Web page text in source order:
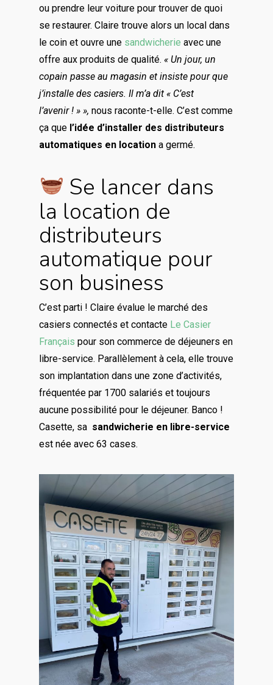
ou prendre leur voiture pour trouver de quoi
se restaurer. Claire trouve alors un local dans
le coin et ouvre une sandwicherie avec une
offre aux produits de qualité. « Un jour, un
copain passe au magasin et insiste pour que
j’installe des casiers. Il m’a dit « C’est
l’avenir ! » », nous raconte-t-elle. C’est comme
ça que l’idée d’installer des distributeurs
automatiques en location a germé.
Se lancer dans
la location de
distributeurs
automatique pour
son business
C’est parti ! Claire évalue le marché des
casiers connectés et contacte Le Casier
Français pour son commerce de déjeuners en
libre-service. Parallèlement à cela, elle trouve
son implantation dans une zone d’activités,
fréquentée par 1700 salariés et toujours
aucune possibilité pour le déjeuner. Banco !
Casette, sa sandwicherie en libre-service
est née avec 63 cases.